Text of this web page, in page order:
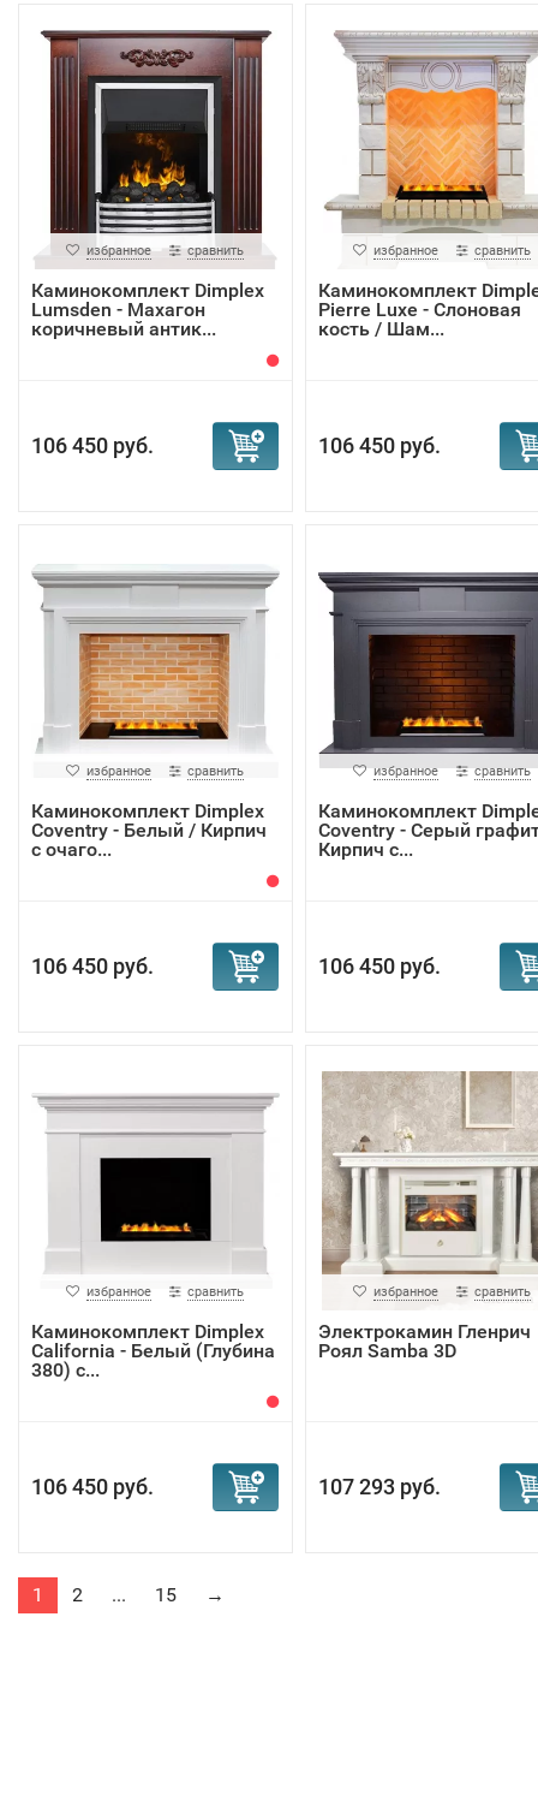
избранное сравнить
Каминокомплект Dimplex
Lumsden - Махагон
коричневый антик...
106 450 руб.
избранное сравнить
Каминокомплект
Pierre Luxe - Слоновая
кость / Шам...
106 450 руб.
избранное сравнить
Каминокомплект Dimplex
Coventry - Белый / Кирпич
с очаго...
106 450 руб.
избранное сравнить
Каминокомплект
Coventry - Серый
Кирпич с...
106 450 руб.
избранное сравнить
Каминокомплект Dimplex
California - Белый (Глубина
380) с...
106 450 руб.
избранное сравнить
Электрокамин Гленрич
Роял Samba 3D
107 293 руб.
1 2 ... 15 →